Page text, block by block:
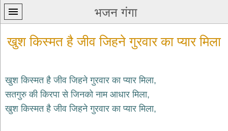
भजन गंगा
प्रथम
पन्ना
खुश किस्मत है जीव जिहने गुरवार का प्यार मिला
खुश किस्मत है जीव जिहने गुरवार का प्यार मिला,
सतगुरु की किरपा से जिनको नाम आधार मिला,
खुश किस्मत है जीव जिहने गुरवार का प्यार मिला,